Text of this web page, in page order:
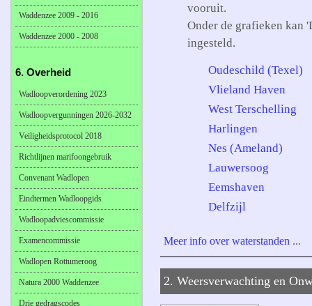
vooruit.
Onder de grafieken kan
ingesteld.
Oudeschild (Texel)
Vlieland Haven
West Terschelling
Harlingen
Nes (Ameland)
Lauwersoog
Eemshaven
Delfzijl
Meer info over waterstanden ...
2. Weersverwachting en
Waddenzee 2009 - 2016
Waddenzee 2000 - 2008
6. Overheid
Wadloopverordening 2023
Wadloopvergunningen 2026-2032
Veiligheidsprotocol 2018
Richtlijnen marifoongebruik
Convenant Wadlopen
Eindtermen Wadloopgids
Wadloopadviescommissie
Examencommissie
Wadlopen Rottumeroog
Natura 2000 Waddenzee
Drie gedragscodes